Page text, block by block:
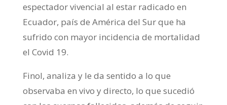
espectador vivencial al estar radicado en
Ecuador, país de América del Sur que ha
sufrido con mayor incidencia de mortalidad
el Covid 19.
Finol, analiza y le da sentido a lo que
observaba en vivo y directo, lo que sucedió